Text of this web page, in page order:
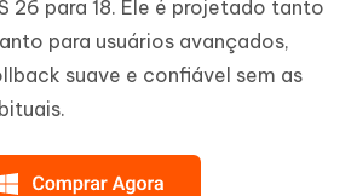
26 para 18. Ele é projetado tanto
para usuários avançados,
suave e confiável sem as